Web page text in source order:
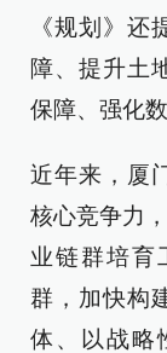
《规划》还
障、提升土
保障、强化
近年来，厦
核心竞争力
业链群培育
群，加快构
体、以战略